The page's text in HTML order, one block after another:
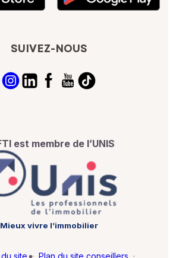
SUIVEZ-NOUS
est membre de l’UNIS
Mieux vivre l’immobilier